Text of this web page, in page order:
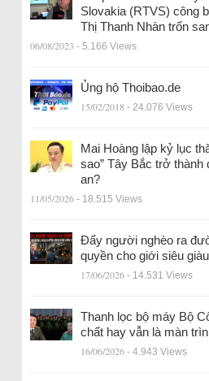
Slovakia (RTVS) công
Thị Thanh Nhàn trốn
06/08/2023 - 5.166 Views
Ủng hộ Thoibao.de
15/02/2018 - 24.076 Views
Mai Hoàng lập kỷ lục
sao” Tây Bắc trở thành
an?
11/05/2026 - 18.515 Views
Đẩy người nghèo ra
quyền cho giới siêu giàu
17/06/2026 - 14.531 Views
Thanh lọc bộ máy Bộ
chất hay vẫn là màn
16/06/2026 - 4.943 Views